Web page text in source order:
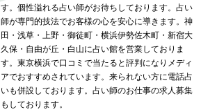
す。個性溢れる占い師がお待ちしております。占い
師が専門的技法でお客様の心を安心に導きます。神
田・浅草・上野・御徒町・横浜伊勢佐木町・新宿大
久保・自由が丘・白山に占い館を営業しておりま
す。東京横浜で口コミで当たると評判になりメディ
アでおすすめされています。来られない方に電話占
いも併設しております。占い師のお仕事の求人募集
もしております。